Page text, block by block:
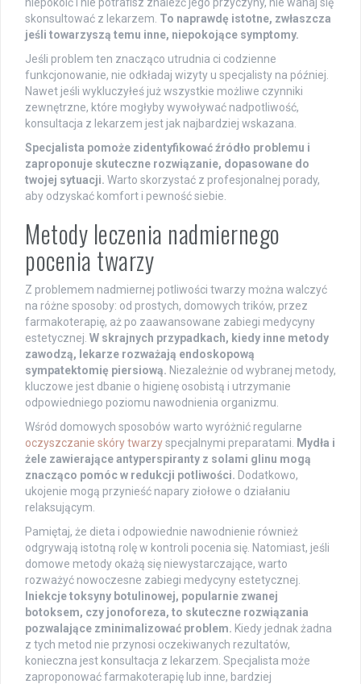
skonsultować z lekarzem. To naprawdę istotne, zwłaszcza
jeśli towarzyszą temu inne, niepokojące symptomy.
Jeśli problem ten znacząco utrudnia ci codzienne
funkcjonowanie, nie odkładaj wizyty u specjalisty na później.
Nawet jeśli wykluczyłeś już wszystkie możliwe czynniki
zewnętrzne, które mogłyby wywoływać nadpotliwość,
konsultacja z lekarzem jest jak najbardziej wskazana.
Specjalista pomoże zidentyfikować źródło problemu i
zaproponuje skuteczne rozwiązanie, dopasowane do
twojej sytuacji. Warto skorzystać z profesjonalnej porady,
aby odzyskać komfort i pewność siebie.
Metody leczenia nadmiernego
pocenia twarzy
Z problemem nadmiernej potliwości twarzy można walczyć
na różne sposoby: od prostych, domowych trików, przez
farmakoterapię, aż po zaawansowane zabiegi medycyny
estetycznej. W skrajnych przypadkach, kiedy inne metody
zawodzą, lekarze rozważają endoskopową
sympatektomię piersiową. Niezależnie od wybranej metody,
kluczowe jest dbanie o higienę osobistą i utrzymanie
odpowiedniego poziomu nawodnienia organizmu.
Wśród domowych sposobów warto wyróżnić regularne
oczyszczanie skóry twarzyspecjalnymi preparatami.
Mydła i
żele zawierające antyperspiranty z solami glinu mogą
znacząco pomóc w redukcji potliwości. Dodatkowo,
ukojenie mogą przynieść napary ziołowe o działaniu
relaksującym.
Pamiętaj, że dieta i odpowiednie nawodnienie również
odgrywają istotną rolę w kontroli pocenia się. Natomiast, jeśli
domowe metody okażą się niewystarczające, warto
rozważyć nowoczesne zabiegi medycyny estetycznej.
Iniekcje toksyny botulinowej, popularnie zwanej
botoksem, czy jonoforeza, to skuteczne rozwiązania
pozwalające zminimalizować problem. Kiedy jednak żadna
z tych metod nie przynosi oczekiwanych rezultatów,
konieczna jest konsultacja z lekarzem. Specjalista może
zaproponować farmakoterapię lub inne, bardziej